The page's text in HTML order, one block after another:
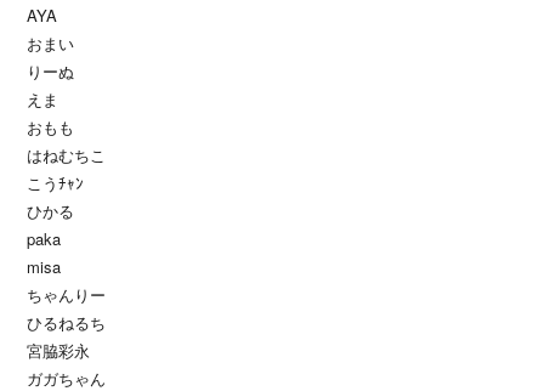
AYA
おまい
りーぬ
えま
おもも
はねむちこ
こうﾁｬﾝ
ひかる
paka
misa
ちゃんりー
ひるねるち
宮脇彩永
ガガちゃん